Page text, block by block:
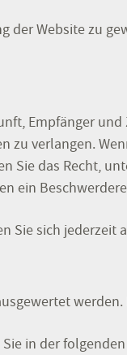
Website zu
Empfänger
zu verlangen.
Sie das Recht,
ein
Sie sich jederzeit
in der